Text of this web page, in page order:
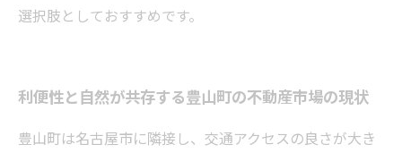
選択肢としておすすめです。
利便性と自然が共存する豊山町の不動産市場の現状
豊山町は名古屋市に隣接し、交通アクセスの良さが大き